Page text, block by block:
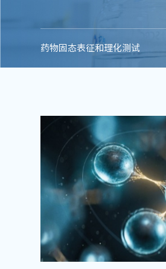
药物固态表征和理化测试